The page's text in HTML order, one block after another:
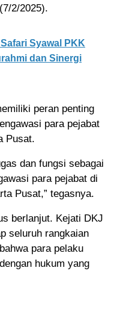
2/2025).
Syawal PKK
dan Sinergi
peran penting
para pejabat
Pusat.
dan fungsi sebagai
para pejabat di
Pusat,” tegasnya.
berlanjut. Kejati DKJ
seluruh rangkaian
para pelaku
hukum yang